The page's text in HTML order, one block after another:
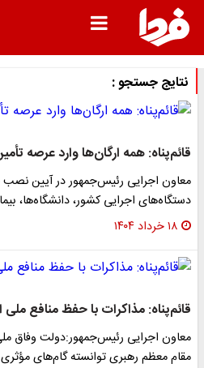
نتایج جستجو :
قائم‌پناه: همه ارگان‌ها وارد عرصه
معاون اجرایی رئیس‌جمهور در آیین
دستگاه‌های اجرایی کشور، دانشگاه‌ها،
۱۸ خرداد ۱۴۰۴
قائم‌پناه: مذاکرات با حفظ منافع
‌معاون اجرایی رئیس‌جمهور‌:دولت وفاق
مقام معظم رهبری توانسته گام‌های